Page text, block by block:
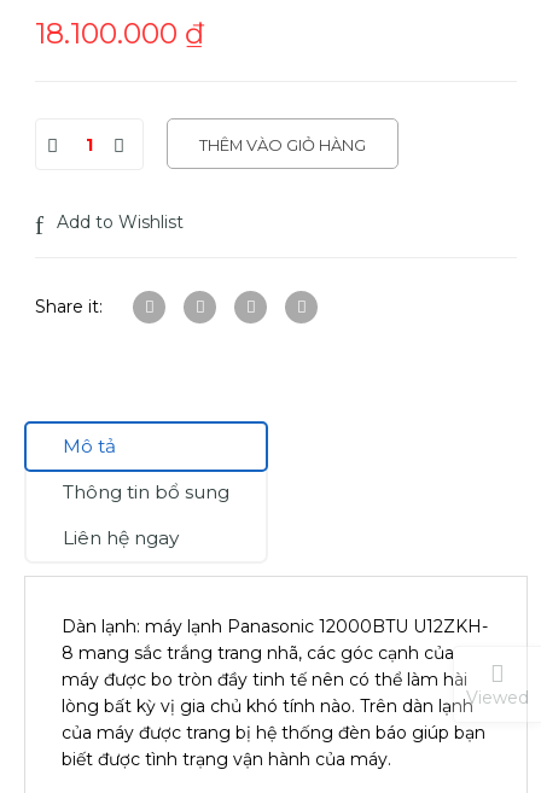
18.100.000 ₫
THÊM VÀO GIỎ HÀNG
Add to Wishlist
Share it:
Mô tả
Thông tin bổ sung
Liên hệ ngay
Dàn lạnh: máy lạnh Panasonic 12000BTU U12ZKH-
8 mang sắc trắng trang nhã, các góc cạnh của
máy được bo tròn đầy tinh tế nên có thể làm hài
lòng bất kỳ vị gia chủ khó tính nào. Trên dàn lạnh
của máy được trang bị hệ thống đèn báo giúp bạn
biết được tình trạng vận hành của máy.
Viewed